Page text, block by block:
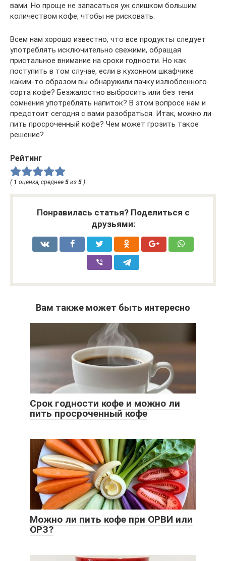
вами. Но проще не запасаться уж слишком большим
количеством кофе, чтобы не рисковать.
Всем нам хорошо известно, что все продукты следует
употреблять исключительно свежими, обращая
пристальное внимание на сроки годности. Но как
поступить в том случае, если в кухонном шкафчике
каким-то образом вы обнаружили пачку излюбленного
сорта кофе? Безжалостно выбросить или без тени
сомнения употреблять напиток? В этом вопросе нам и
предстоит сегодня с вами разобраться. Итак, можно ли
пить просроченный кофе? Чем может грозить такое
решение?
Рейтинг
( 1 оценка, среднее 5 из 5 )
Понравилась статья? Поделиться с
друзьями:
Вам также может быть интересно
Срок годности кофе и можно ли
пить просроченный кофе
Можно ли пить кофе при ОРВИ или
ОРЗ?